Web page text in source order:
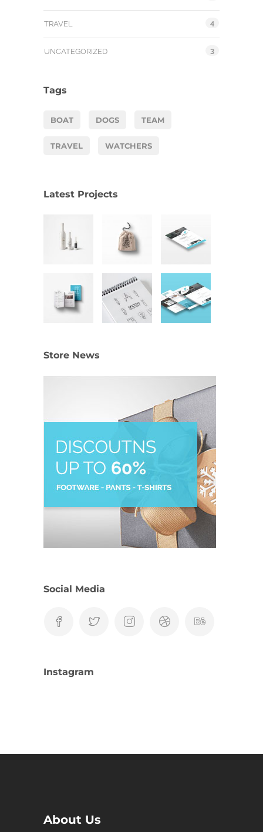
TRAVEL 4
UNCATEGORIZED 3
Tags
BOAT DOGS TEAM
TRAVEL WATCHERS
Latest Projects
Store News
Social Media
Instagram
About Us